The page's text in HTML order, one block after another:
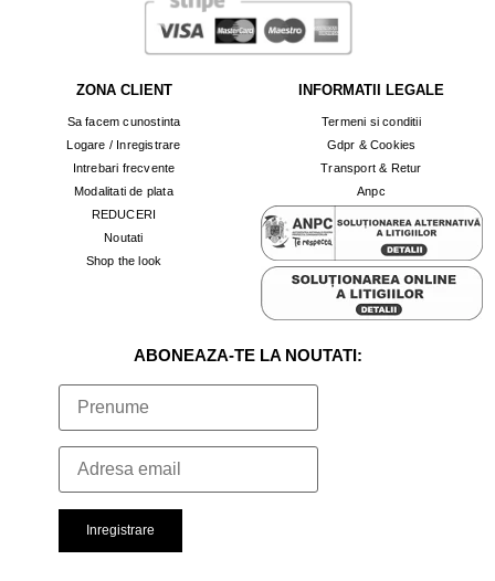
ZONA CLIENT
Sa facem cunostinta
Logare / Inregistrare
Intrebari frecvente
Modalitati de plata
REDUCERI
Noutati
Shop the look
INFORMATII LEGALE
Termeni si conditii
Gdpr & Cookies
Transport & Retur
Anpc
ABONEAZA-TE LA NOUTATI: